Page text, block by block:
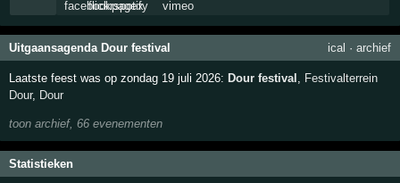
Uitgaansagenda Dour festival ical · archief
Laatste feest was op zondag 19 juli 2026: Dour festival , Festivalterrein
Dour, Dour
toon archief, 66 evenementen
Statistieken